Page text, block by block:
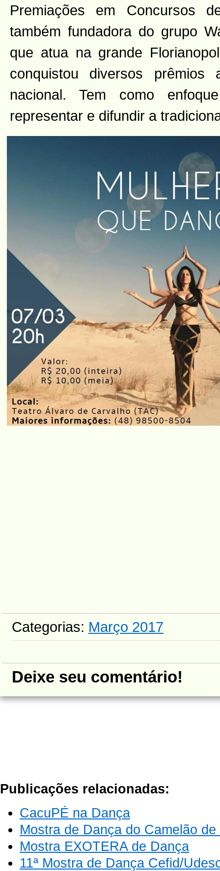
Premiações em Concursos
também fundadora do grupo
que atua na grande
conquistou diversos
nacional. Tem como
representar e difundir a
Categorias: Março 2017
Deixe seu comentário!
Publicações relacionadas:
CacuPÉ na Dança
Mostra de Dança do Camelão
Mostra EXOTERA de Dança
11ª Mostra de Dança Cefid/